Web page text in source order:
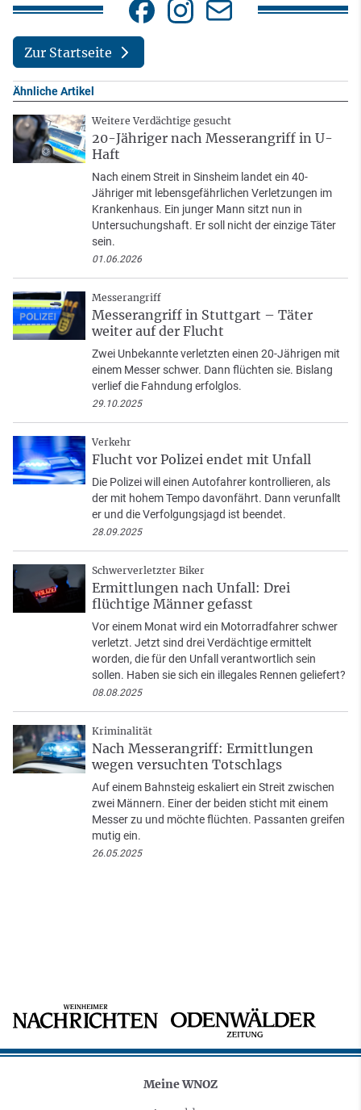
Zur Startseite
Ähnliche Artikel
Weitere Verdächtige gesucht
20-Jähriger nach Messerangriff in U-
Haft
Nach einem Streit in Sinsheim landet ein 40-
Jähriger mit lebensgefährlichen Verletzungen im
Krankenhaus. Ein junger Mann sitzt nun in
Untersuchungshaft. Er soll nicht der einzige Täter
sein.
01.06.2026
Messerangriff
Messerangriff in Stuttgart – Täter
weiter auf der Flucht
Zwei Unbekannte verletzten einen 20-Jährigen mit
einem Messer schwer. Dann flüchten sie. Bislang
verlief die Fahndung erfolglos.
29.10.2025
Verkehr
Flucht vor Polizei endet mit Unfall
Die Polizei will einen Autofahrer kontrollieren, als
der mit hohem Tempo davonfährt. Dann verunfallt
er und die Verfolgungsjagd ist beendet.
28.09.2025
Schwerverletzter Biker
Ermittlungen nach Unfall: Drei
flüchtige Männer gefasst
Vor einem Monat wird ein Motorradfahrer schwer
verletzt. Jetzt sind drei Verdächtige ermittelt
worden, die für den Unfall verantwortlich sein
sollen. Haben sie sich ein illegales Rennen geliefert?
08.08.2025
Kriminalität
Nach Messerangriff: Ermittlungen
wegen versuchten Totschlags
Auf einem Bahnsteig eskaliert ein Streit zwischen
zwei Männern. Einer der beiden sticht mit einem
Messer zu und möchte flüchten. Passanten greifen
mutig ein.
26.05.2025
Meine WNOZ